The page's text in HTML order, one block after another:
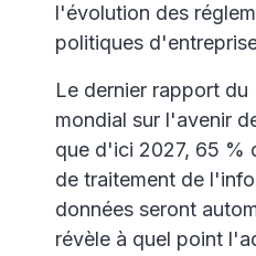
l'évolution des
politiques
Le dernier rapport du
mondial sur l'avenir
que d'ici 2027, 65 %
de traitement de
données seront
révèle à quel point